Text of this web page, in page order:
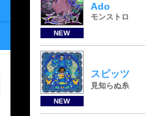
NEW
Ado
モンストロ
NEW
スピッツ
見知らぬ糸